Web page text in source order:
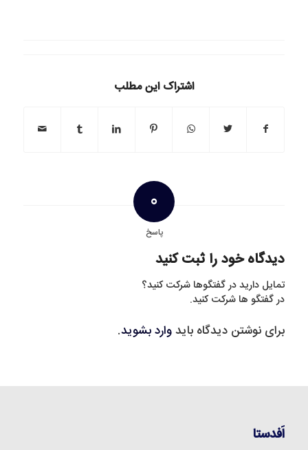
اشتراک این مطلب
0
پاسخ
دیدگاه خود را ثبت کنید
تمایل دارید در گفتگوها شرکت کنید؟
در گفتگو ها شرکت کنید.
برای نوشتن دیدگاه بایدوارد بشوید.
اَفدستا